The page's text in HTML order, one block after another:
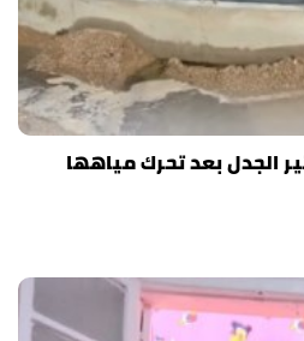
الجدل بعد تحرك مياهها